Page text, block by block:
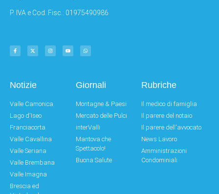
P. IVA e Cod. Fisc.: 01975490986
Notizie
Valle Camonica
Lago d'Iseo
Franciacorta
Valle Cavallina
Valle Seriana
Valle Brembana
Valle Imagna
Brescia ed
Giornali
Montagne & Paesi
Mercato delle Pulci
interValli
Mantova che
Spettacolo!
Buona Salute
Rubriche
Il medico di famiglia
Il parere del notaio
Il parere dell'avvocato
News Lavoro
Amministrazioni
Condominiali